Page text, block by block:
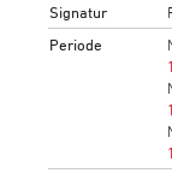
Signatur
Periode